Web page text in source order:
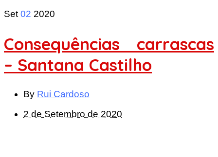
Set 02 2020
Consequências carrascas
– Santana Castilho
By Rui Cardoso
2 de Setembro de 2020